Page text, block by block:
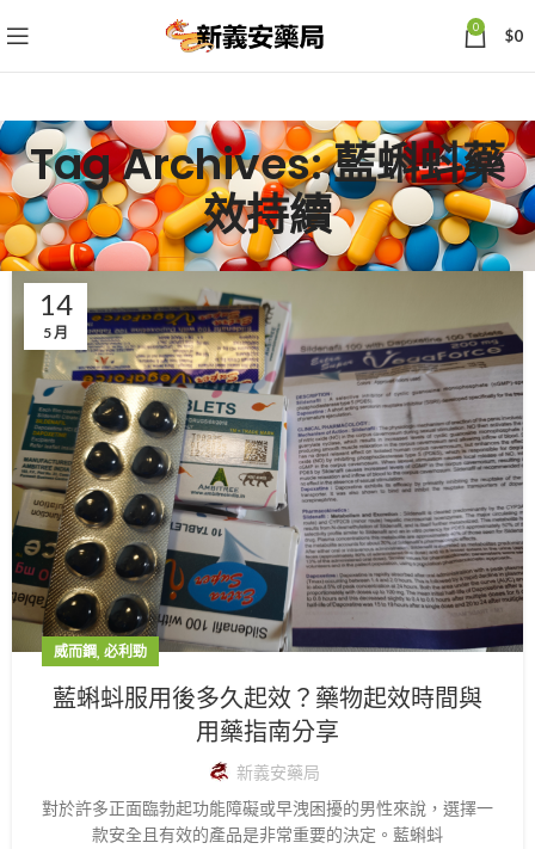
0 $0
Tag Archives: 藍蝌蚪藥
效持續
14
5 月
威而鋼, 必利勁
藍蝌蚪服用後多久起效？藥物起效時間與
用藥指南分享
新義安藥局
對於許多正面臨勃起功能障礙或早洩困擾的男性來說，選擇一
款安全且有效的產品是非常重要的決定。藍蝌蚪